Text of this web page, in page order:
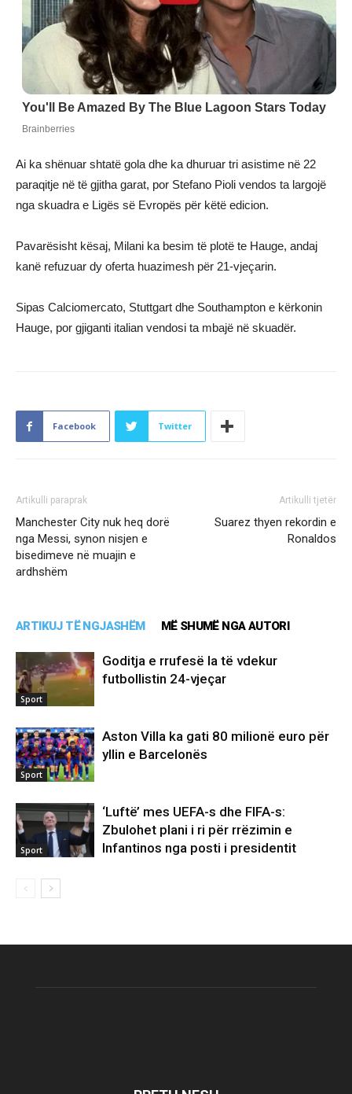
Ai ka shënuar shtatë gola dhe ka dhuruar tri asistime në 22
paraqitje në të gjitha garat, por Stefano Pioli vendos ta largojë
nga skuadra e Ligës së Evropës për këtë edicion.
Pavarësisht kësaj, Milani ka besim të plotë te Hauge, andaj
kanë refuzuar dy oferta huazimesh për 21-vjeçarin.
Sipas Calciomercato, Stuttgart dhe Southampton e kërkonin
Hauge, por gjiganti italian vendosi ta mbajë në skuadër.
Facebook Twitter
Artikulli paraprak
Manchester City nuk heq dorë
nga Messi, synon nisjen e
bisedimeve në muajin e
ardhshëm
Artikulli tjetër
Suarez thyen rekordin e
Ronaldos
ARTIKUJ TË NGJASHËM MË SHUMË NGA AUTORI
Sport
Goditja e rrufesë la të vdekur
futbollistin 24-vjeçar
Sport
Aston Villa ka gati 80 milionë euro për
yllin e Barcelonës
Sport
‘Luftë’ mes UEFA-s dhe FIFA-s:
Zbulohet plani i ri për rrëzimin e
Infantinos nga posti i presidentit